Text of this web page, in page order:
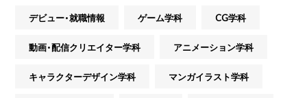
デビュー・就職情報 ゲーム学科 CG学科
動画・配信クリエイター学科 アニメーション学科
キャラクターデザイン学科 マンガイラスト学科